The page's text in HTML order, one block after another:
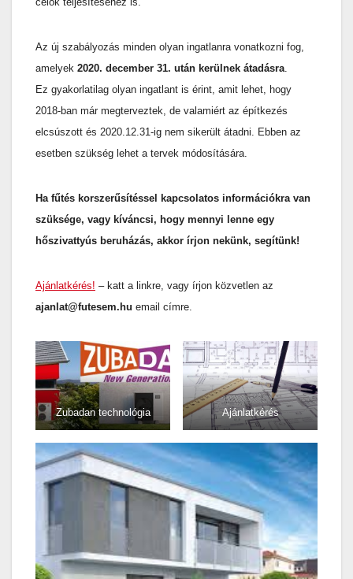
Az új szabályozás minden olyan ingatlanra vonatkozni fog,
amelyek 2020. december 31. után kerülnek átadásra.
Ez gyakorlatilag olyan ingatlant is érint, amit lehet, hogy
2018-ban már megterveztek, de valamiért az építkezés
elcsúszott és 2020.12.31-ig nem sikerült átadni. Ebben az
esetben szükség lehet a tervek módosítására.
Ha fűtés korszerűsítéssel kapcsolatos információkra van
szüksége, vagy kíváncsi, hogy mennyi lenne egy
hőszivattyús beruházás, akkor írjon nekünk, segítünk!
Ajánlatkérés! – katt a linkre, vagy írjon közvetlen az
ajanlat@futesem.hu email címre.
Zubadan technológia Ajánlatkérés